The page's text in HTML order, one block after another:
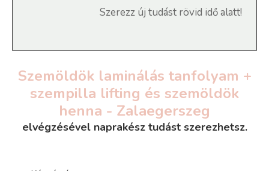
Szerezz új tudást rövid idő alatt!
Szemöldök laminálás tanfolyam +
szempilla lifting és szemöldök
henna - Zalaegerszeg
elvégzésével naprakész tudást szerezhetsz.